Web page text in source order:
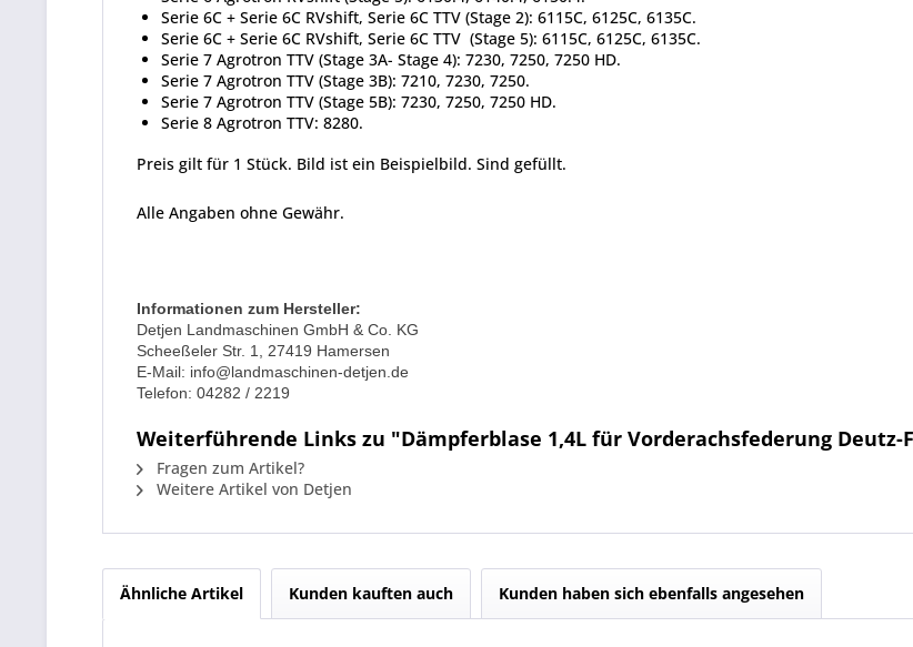
Serie 6C + Serie 6C RVshift, Serie 6C TTV (Stage 2): 6115C, 6125C, 6135C.
Serie 6C + Serie 6C RVshift, Serie 6C TTV (Stage 5): 6115C, 6125C, 6135C.
Serie 7 Agrotron TTV (Stage 3A- Stage 4): 7230, 7250, 7250 HD.
Serie 7 Agrotron TTV (Stage 3B): 7210, 7230, 7250.
Serie 7 Agrotron TTV (Stage 5B): 7230, 7250, 7250 HD.
Serie 8 Agrotron TTV: 8280.
Preis gilt für 1 Stück. Bild ist ein Beispielbild. Sind gefüllt.
Alle Angaben ohne Gewähr.
Informationen zum Hersteller:
Detjen Landmaschinen GmbH & Co. KG
Scheeßeler Str. 1, 27419 Hamersen
E-Mail: info@landmaschinen-detjen.de
Telefon: 04282 / 2219
Weiterführende Links zu "Dämpferblase 1,4L für Vorderachsfederung Deutz-
Fragen zum Artikel?
Weitere Artikel von Detjen
Ähnliche Artikel Kunden kauften auch Kunden haben sich ebenfalls angesehen